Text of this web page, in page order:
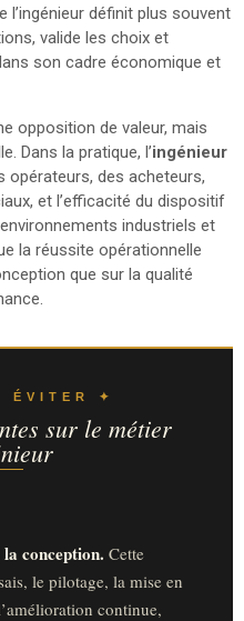
définit plus souvent
valide les choix et
son cadre économique et
opposition de valeur, mais
Dans la pratique, l’ingénieur
opérateurs, des acheteurs,
et l’efficacité du dispositif
industriels et
la réussite opérationnelle
que sur la qualité
ÉVITER ✦
sur le métier
conception. Cette
le pilotage, la mise en
continue,